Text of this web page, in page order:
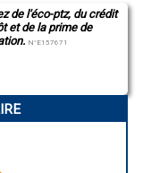
à Dému
Le Brouilh-Monbert
à Haget
à Labéjan
à Sarrant
à Brugnens
à Panassac
à Maurens
à Saint-Mont
à Lahitte
de l'éco-ptz, du crédit
et de la prime de
N°E157671